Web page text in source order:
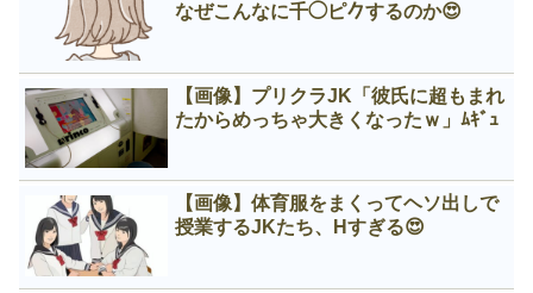
なぜこんなに千◯ピ𠂊するのか😍
【画像】プリクラJK「彼氏に超もまれ
たからめっちゃ大きくなったｗ」ﾑｷﾞｭ
【画像】体育服をまくってヘソ出しで
授業するJKたち、Нすぎる😍